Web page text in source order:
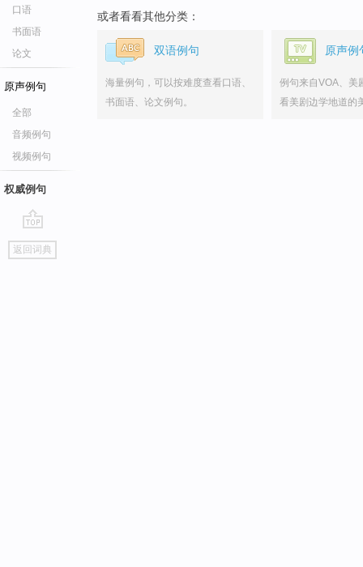
口语
书面语
论文
原声例句
全部
音频例句
视频例句
权威例句
go
top
返回词典
或者看看其他分类：
双语例句
海量例句，可以按难度查看口语、
书面语、论文例句。
原声例
例句来自VOA、美
看美剧边学地道的